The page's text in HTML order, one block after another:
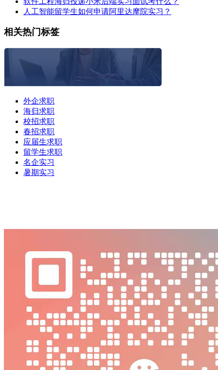
人工智能留学生如何申请阿里达摩院实习？
相关热门标签
外企求职
海归求职
校招求职
春招求职
应届生求职
留学生求职
名企实习
暑期实习